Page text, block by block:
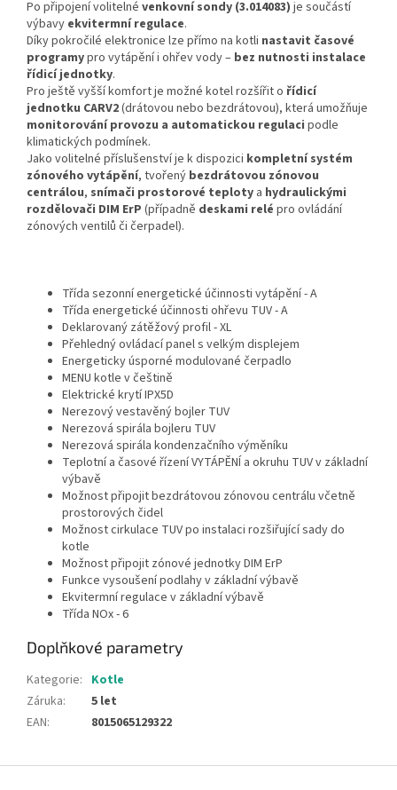
Po připojení volitelné venkovní sondy (3.014083) je součástí
výbavy ekvitermní regulace.
Díky pokročilé elektronice lze přímo na kotli nastavit časové
programypro vytápění i ohřev vody – bez nutnosti instalace
řídicí jednotky.
Pro ještě vyšší komfort je možné kotel rozšířit o řídicí
jednotku CARV2(drátovou nebo bezdrátovou), která umožňuje
monitorování provozu a automatickou regulaci podle
klimatických podmínek.
Jako volitelné příslušenství je k dispozici kompletní systém
zónového vytápění, tvořený bezdrátovou zónovou
centrálou, snímači prostorové teploty a hydraulickými
rozdělovači DIM ErP (případně deskami relé pro ovládání
zónových ventilů či čerpadel).
Třída sezonní energetické účinnosti vytápění - A
Třída energetické účinnosti ohřevu TUV - A
Deklarovaný zátěžový profil - XL
Přehledný ovládací panel s velkým displejem
Energeticky úsporné modulované čerpadlo
MENU kotle v češtině
Elektrické krytí IPX5D
Nerezový vestavěný bojler TUV
Nerezová spirála bojleru TUV
Nerezová spirála kondenzačního výměníku
Teplotní a časové řízení VYTÁPĚNÍ a okruhu TUV v základní
výbavě
Možnost připojit bezdrátovou zónovou centrálu včetně
prostorových čidel
Možnost cirkulace TUV po instalaci rozšiřující sady do
kotle
Možnost připojit zónové jednotky DIM ErP
Funkce vysoušení podlahy v základní výbavě
Ekvitermní regulace v základní výbavě
Třída NOx - 6
Doplňkové parametry
Kategorie: Kotle
Záruka:
5 let
EAN: 8015065129322